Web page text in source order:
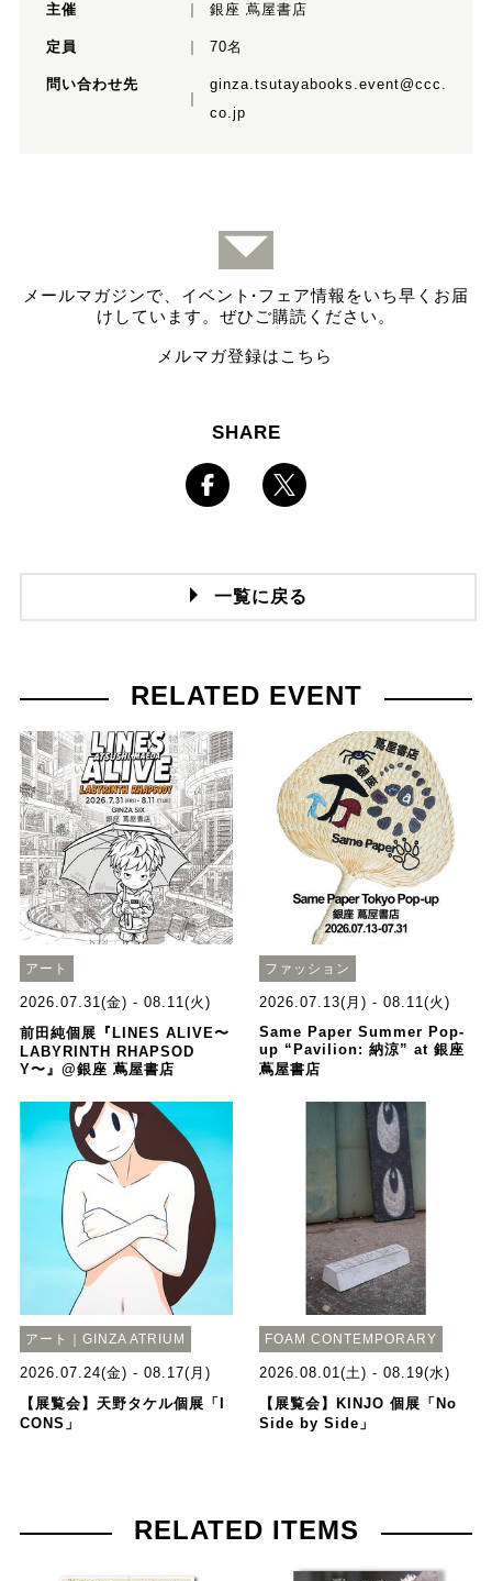
主催 銀座 蔦屋書店
定員 70名
問い合わせ先
ginza.tsutayabooks.event@ccc.
co.jp
メールマガジンで、イベント ·フェア情報をいち早くお届
けしています。ぜひご購読ください。
メルマガ登録はこちら
SHARE
一覧に戻る
RELATED EVENT
アート
2026.07.31(金) - 08.11(火)
前田純個展『LINES ALIVE〜
LABYRINTH RHAPSOD
Y〜』@銀座 蔦屋書店
ファッション
2026.07.13(月) - 08.11(火)
Same Paper Summer Pop-
up “Pavilion: 納涼” at 銀座
蔦屋書店
アート｜GINZA ATRIUM
2026.07.24(金) - 08.17(月)
【展覧会】天野タケル個展「I
CONS」
FOAM CONTEMPORARY
2026.08.01(土) - 08.19(水)
【展覧会】KINJO 個展「No
Side by Side」
RELATED ITEMS